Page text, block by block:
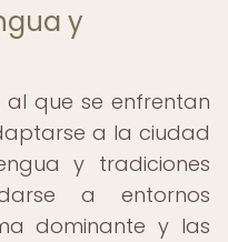
y
que se enfrentan
a la ciudad
y tradiciones
a entornos
dominante y las